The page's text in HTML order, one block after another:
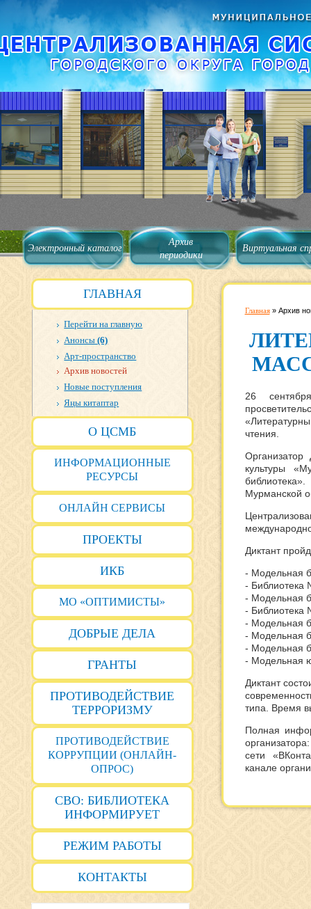
Электронный каталог
Архив
периодики
Виртуальная
ГЛАВНАЯ
Перейти на главную
Анонсы(6)
Арт-пространство
Архив новостей
Новые поступления
Яңы китаптар
О ЦСМБ
ИНФОРМАЦИОННЫЕ
РЕСУРСЫ
ОНЛАЙН СЕРВИСЫ
ПРОЕКТЫ
ИКБ
МО «ОПТИМИСТЫ»
ДОБРЫЕ ДЕЛА
ГРАНТЫ
ПРОТИВОДЕЙСТВИЕ
ТЕРРОРИЗМУ
ПРОТИВОДЕЙСТВИЕ
КОРРУПЦИИ (ОНЛАЙН-
ОПРОС)
СВО: БИБЛИОТЕКА
ИНФОРМИРУЕТ
РЕЖИМ РАБОТЫ
КОНТАКТЫ
Главная» Архив
26
чтения.
Организатор
культуры
Мурманской
Диктант
- Модельная
- Библиотека
- Модельная
- Библиотека
- Модельная
- Модельная
- Модельная
- Модельная
Диктант
типа. Время
Полная
сети
канале